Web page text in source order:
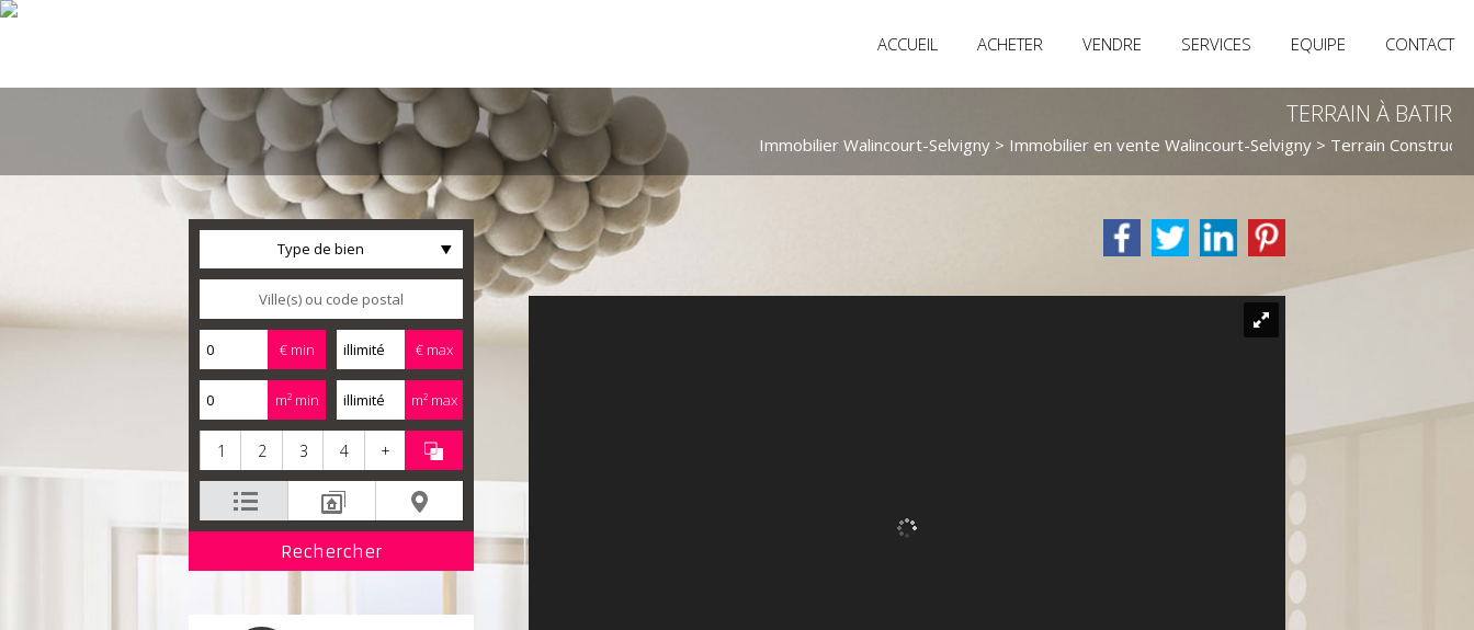
ACCUEIL ACHETER VENDRE SERVICES EQUIPE CONTACT
TERRAIN À BATIR
Immobilier Walincourt-Selvigny > Immobilier en vente Walincourt-Selvigny > Terrain
Type de bien
€ min € max
m² min m² max
1 2 3 4 +